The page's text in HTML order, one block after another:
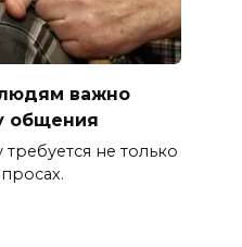
важно
общения
не только